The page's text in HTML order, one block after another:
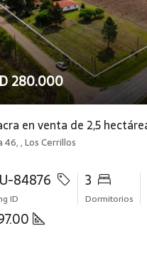
280.000
46, , Los Cerrillos
84876
ID
3
Dormitorios